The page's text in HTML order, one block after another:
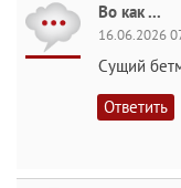
Во как ...
16.06.2026
Сущий
Ответить